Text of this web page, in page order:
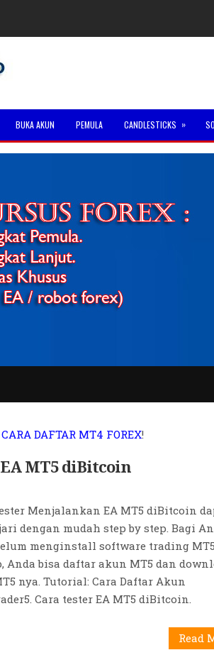
BUKA AKUN PEMULA CANDLESTICKS »
MT5 diBitcoin
dengan mudah step by step. Bagi
menginstall software trading MT5
Anda bisa daftar akun MT5 dan
nya. Tutorial: Cara Daftar Akun
Cara tester EA MT5 diBitcoin.
Read